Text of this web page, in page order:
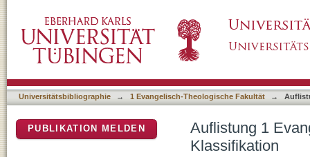
Universitätsbibliographie → 1 Evangelisch-Theologische Fakultät →
Auflistung 1
Klassifikation
PUBLIKATION MELDEN